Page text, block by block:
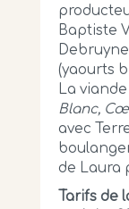
Baptiste
(yaourts
La
Blanc,
avec
de Laura
Tarifs de